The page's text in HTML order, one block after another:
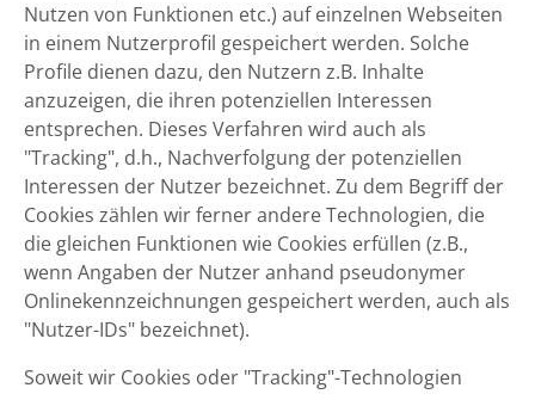
Nutzen von Funktionen etc.) auf einzelnen Webseiten
in einem Nutzerprofil gespeichert werden. Solche
Profile dienen dazu, den Nutzern z.B. Inhalte
anzuzeigen, die ihren potenziellen Interessen
entsprechen. Dieses Verfahren wird auch als
"Tracking", d.h., Nachverfolgung der potenziellen
Interessen der Nutzer bezeichnet. Zu dem Begriff der
Cookies zählen wir ferner andere Technologien, die
die gleichen Funktionen wie Cookies erfüllen (z.B.,
wenn Angaben der Nutzer anhand pseudonymer
Onlinekennzeichnungen gespeichert werden, auch als
"Nutzer-IDs" bezeichnet).
Soweit wir Cookies oder "Tracking"-Technologien